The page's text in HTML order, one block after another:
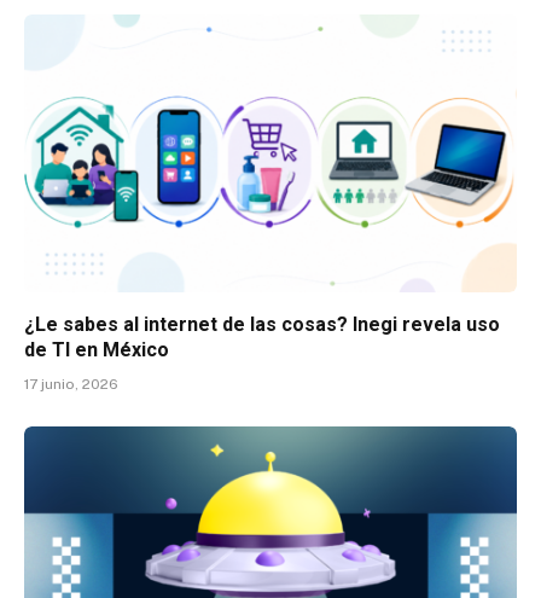
¿Le sabes al internet de las cosas? Inegi revela uso
de TI en México
17 junio, 2026